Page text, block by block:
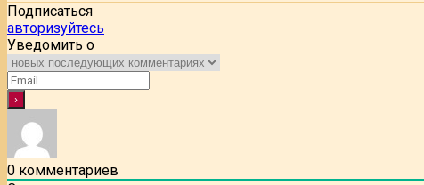
Подписаться
авторизуйтесь
Уведомить о
0 комментариев